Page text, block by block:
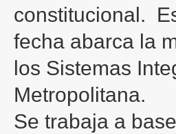
constitucional.
fecha abarca la
los Sistemas
Metropolitana.
Se trabaja a